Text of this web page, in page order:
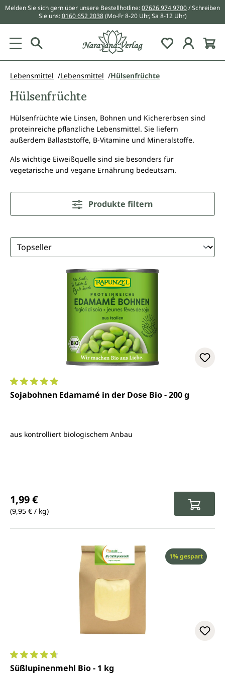
springen
Melden Sie sich gern über unsere Bestellhotline:07626 974 9700/ Schreiben
Sie uns:0160 652 2038 (Mo-Fr 8-20 Uhr, Sa 8-12 Uhr)
Du hast 0
Lebensmittel Lebensmittel Hülsenfrüchte
Hülsenfrüchte
Hülsenfrüchte wie Linsen, Bohnen und Kichererbsen sind
proteinreiche pflanzliche Lebensmittel. Sie liefern
außerdem Ballaststoffe, B-Vitamine und Mineralstoffe.
Als wichtige Eiweißquelle sind sie besonders für
vegetarische und vegane Ernährung bedeutsam.
Produkte filtern
Durchschnittliche Bewertung von 5 von 5 Sternen
Sojabohnen Edamamé in der Dose Bio - 200 g
aus kontrolliert biologischem Anbau
1,99 €
(9,95 € / kg)
Rabatt
1% gespart
Durchschnittliche Bewertung von 4.7 von 5 Sternen
Süßlupinenmehl Bio - 1 kg